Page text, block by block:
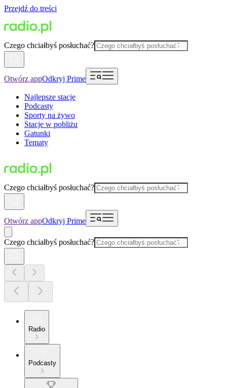
Przejdź do treści
Czego chciałbyś posłuchać?
Otwórz appOdkryj Prime
Najlepsze stacje
Podcasty
Sporty na żywo
Stacje w pobliżu
Gatunki
Tematy
Czego chciałbyś posłuchać?
Otwórz appOdkryj Prime
Czego chciałbyś posłuchać?
Radio
Podcasty